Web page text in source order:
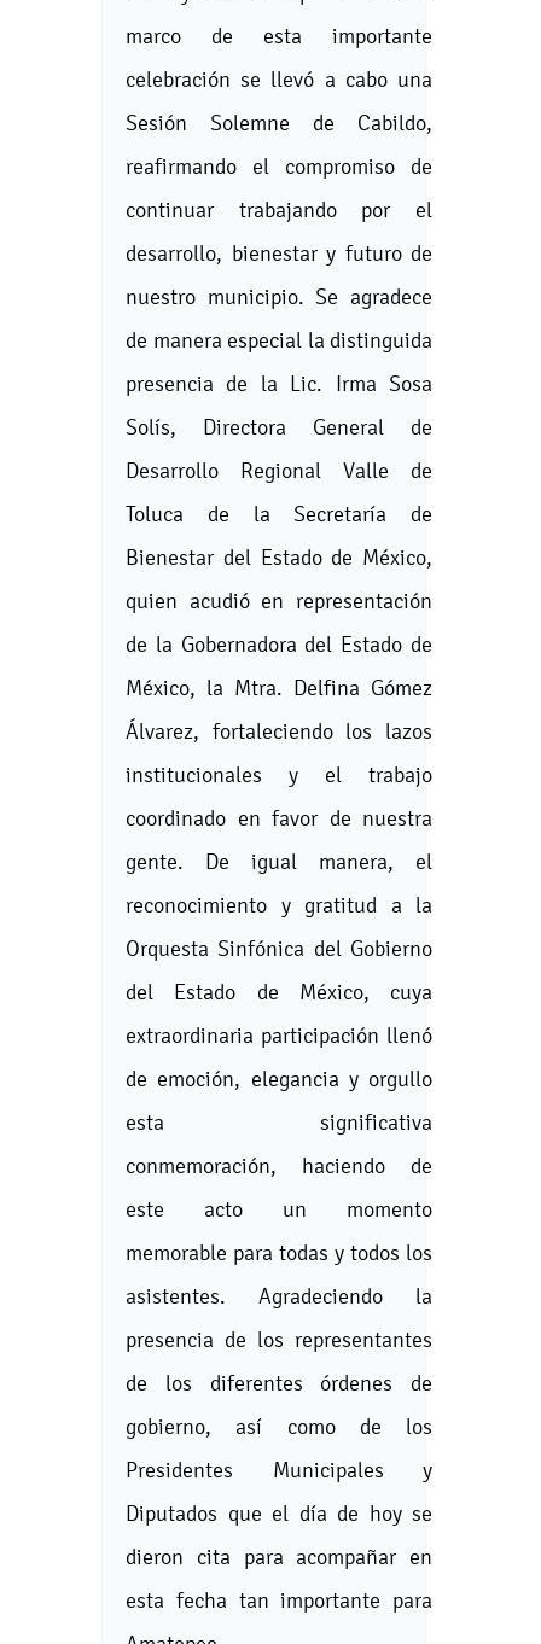
marco de esta importante
celebración se llevó a cabo una
Sesión Solemne de Cabildo,
reafirmando el compromiso de
continuar trabajando por el
desarrollo, bienestar y futuro de
nuestro municipio. Se agradece
de manera especial la distinguida
presencia de la Lic. Irma Sosa
Solís, Directora General de
Desarrollo Regional Valle de
Toluca de la Secretaría de
Bienestar del Estado de México,
quien acudió en representación
de la Gobernadora del Estado de
México, la Mtra. Delfina Gómez
Álvarez, fortaleciendo los lazos
institucionales y el trabajo
coordinado en favor de nuestra
gente. De igual manera, el
reconocimiento y gratitud a la
Orquesta Sinfónica del Gobierno
del Estado de México, cuya
extraordinaria participación llenó
de emoción, elegancia y orgullo
esta significativa
conmemoración, haciendo de
este acto un momento
memorable para todas y todos los
asistentes. Agradeciendo la
presencia de los representantes
de los diferentes órdenes de
gobierno, así como de los
Presidentes Municipales y
Diputados que el día de hoy se
dieron cita para acompañar en
esta fecha tan importante para